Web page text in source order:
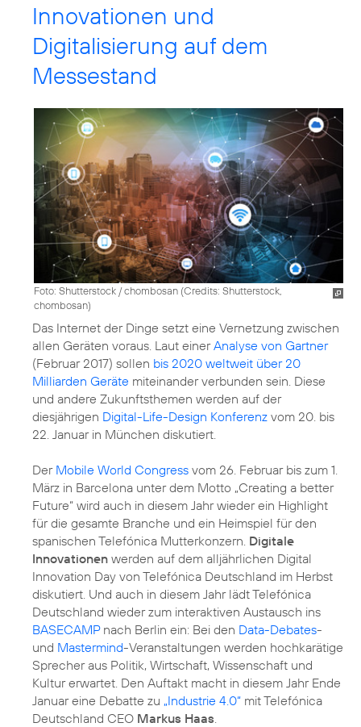
Innovationen und
Digitalisierung auf dem
Messestand
Foto: Shutterstock / chombosan (Credits: Shutterstock,
chombosan)
Das Internet der Dinge setzt eine Vernetzung zwischen
allen Geräten voraus. Laut einerAnalyse von Gartner
(Februar 2017) sollen bis 2020 weltweit über 20
Milliarden Geräte miteinander verbunden sein. Diese
und andere Zukunftsthemen werden auf der
diesjährigen Digital-Life-Design Konferenz vom 20. bis
22. Januar in München diskutiert.
Der Mobile World Congress vom 26. Februar bis zum 1.
März in Barcelona unter dem Motto „Creating a better
Future“ wird auch in diesem Jahr wieder ein Highlight
für die gesamte Branche und ein Heimspiel für den
spanischen Telefónica Mutterkonzern. Digitale
Innovationen werden auf dem alljährlichen Digital
Innovation Day von Telefónica Deutschland im Herbst
diskutiert. Und auch in diesem Jahr lädt Telefónica
Deutschland wieder zum interaktiven Austausch ins
BASECAMPnach Berlin ein: Bei den Data-Debates-
und Mastermind-Veranstaltungen werden hochkarätige
Sprecher aus Politik, Wirtschaft, Wissenschaft und
Kultur erwartet. Den Auftakt macht in diesem Jahr Ende
Januar eine Debatte zu „Industrie 4.0“ mit Telefónica
Deutschland CEO Markus Haas